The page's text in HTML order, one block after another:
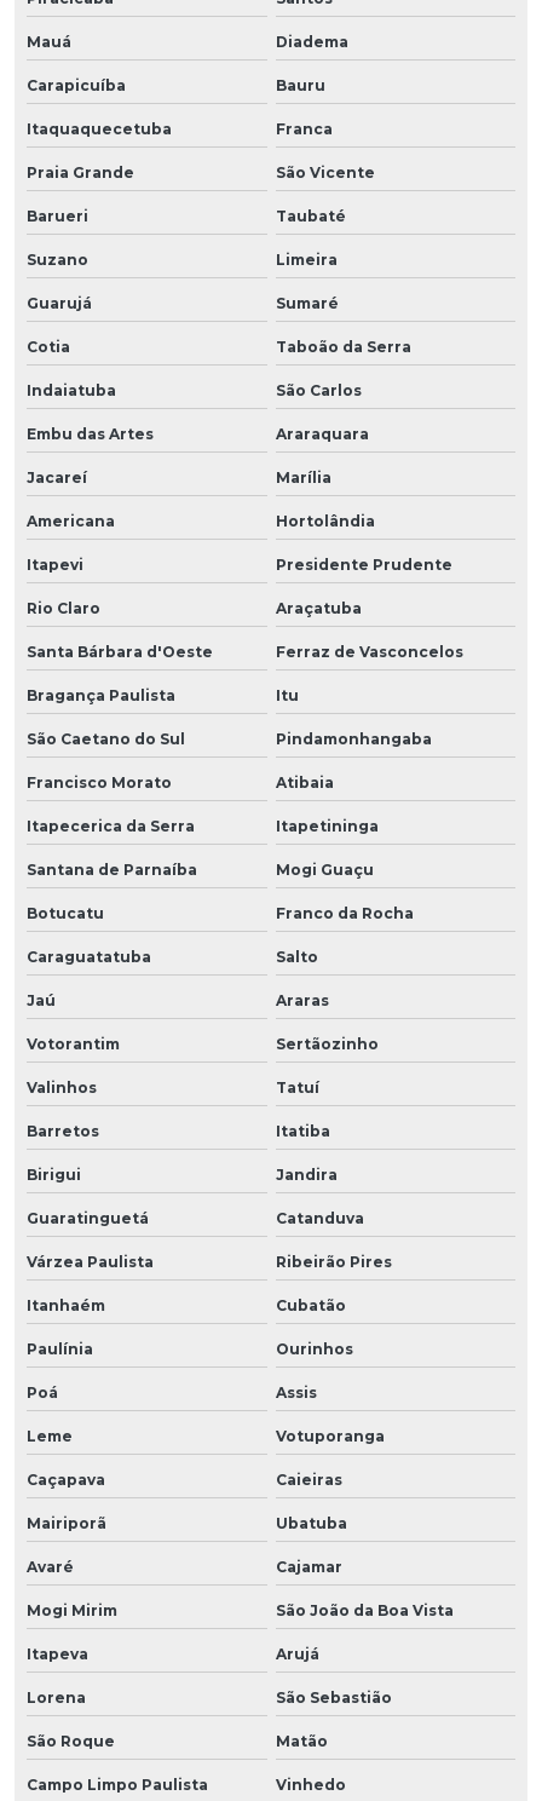
Mauá Diadema
Carapicuíba Bauru
Itaquaquecetuba Franca
Praia Grande São Vicente
Barueri Taubaté
Suzano Limeira
Guarujá Sumaré
Cotia Taboão da Serra
Indaiatuba São Carlos
Embu das Artes Araraquara
Jacareí Marília
Americana Hortolândia
Itapevi Presidente Prudente
Rio Claro Araçatuba
Santa Bárbara d'Oeste Ferraz de Vasconcelos
Bragança Paulista Itu
São Caetano do Sul Pindamonhangaba
Francisco Morato Atibaia
Itapecerica da Serra Itapetininga
Santana de Parnaíba Mogi Guaçu
Botucatu Franco da Rocha
Caraguatatuba Salto
Jaú Araras
Votorantim Sertãozinho
Valinhos Tatuí
Barretos Itatiba
Birigui Jandira
Guaratinguetá Catanduva
Várzea Paulista Ribeirão Pires
Itanhaém Cubatão
Paulínia Ourinhos
Poá Assis
Leme Votuporanga
Caçapava Caieiras
Mairiporã Ubatuba
Avaré Cajamar
Mogi Mirim São João da Boa Vista
Itapeva Arujá
Lorena São Sebastião
São Roque Matão
Campo Limpo Paulista Vinhedo